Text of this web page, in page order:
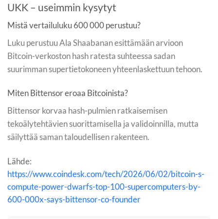
UKK – useimmin kysytyt
Mistä vertailuluku 600 000 perustuu?
Luku perustuu Ala Shaabanan esittämään arvioon
Bitcoin-verkoston hash ratesta suhteessa sadan
suurimman supertietokoneen yhteenlaskettuun tehoon.
Miten Bittensor eroaa Bitcoinista?
Bittensor korvaa hash-pulmien ratkaisemisen
tekoälytehtävien suorittamisella ja validoinnilla, mutta
säilyttää saman taloudellisen rakenteen.
Lähde:
https://www.coindesk.com/tech/2026/06/02/bitcoin-s-
compute-power-dwarfs-top-100-supercomputers-by-
600-000x-says-bittensor-co-founder